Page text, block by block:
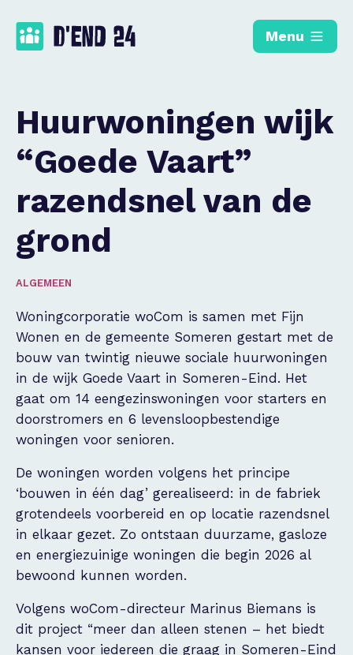
Menu
Huurwoningen wijk
“Goede Vaart”
razendsnel van de
grond
ALGEMEEN
Woningcorporatie woCom is samen met Fijn
Wonen en de gemeente Someren gestart met de
bouw van twintig nieuwe sociale huurwoningen
in de wijk Goede Vaart in Someren-Eind. Het
gaat om 14 eengezinswoningen voor starters en
doorstromers en 6 levensloopbestendige
woningen voor senioren.
De woningen worden volgens het principe
‘bouwen in één dag’ gerealiseerd: in de fabriek
grotendeels voorbereid en op locatie razendsnel
in elkaar gezet. Zo ontstaan duurzame, gasloze
en energiezuinige woningen die begin 2026 al
bewoond kunnen worden.
Volgens woCom-directeur Marinus Biemans is
dit project “meer dan alleen stenen – het biedt
kansen voor iedereen die graag in Someren-Eind